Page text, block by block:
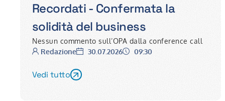
Recordati - Confermata la
solidità del business
Nessun commento sull’OPA dalla conference call
Autore:
Redazione Data:
30.07.2026 Ora:
09:30
Vedi tutto